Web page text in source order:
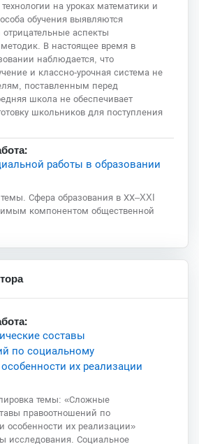
на уроках математики и
обучения выявляются
аспекты
В настоящее время в
наблюдается, что
и классно-урочная система не
поставленным перед
школа не обеспечивает
школьников для поступления
работы в образовании
Сфера образования в ХХ–XXI
компонентом общественной
составы
по социальному
их реализации
темы: «Сложные
правоотношений по
особенности их реализации»
исследования. Социальное